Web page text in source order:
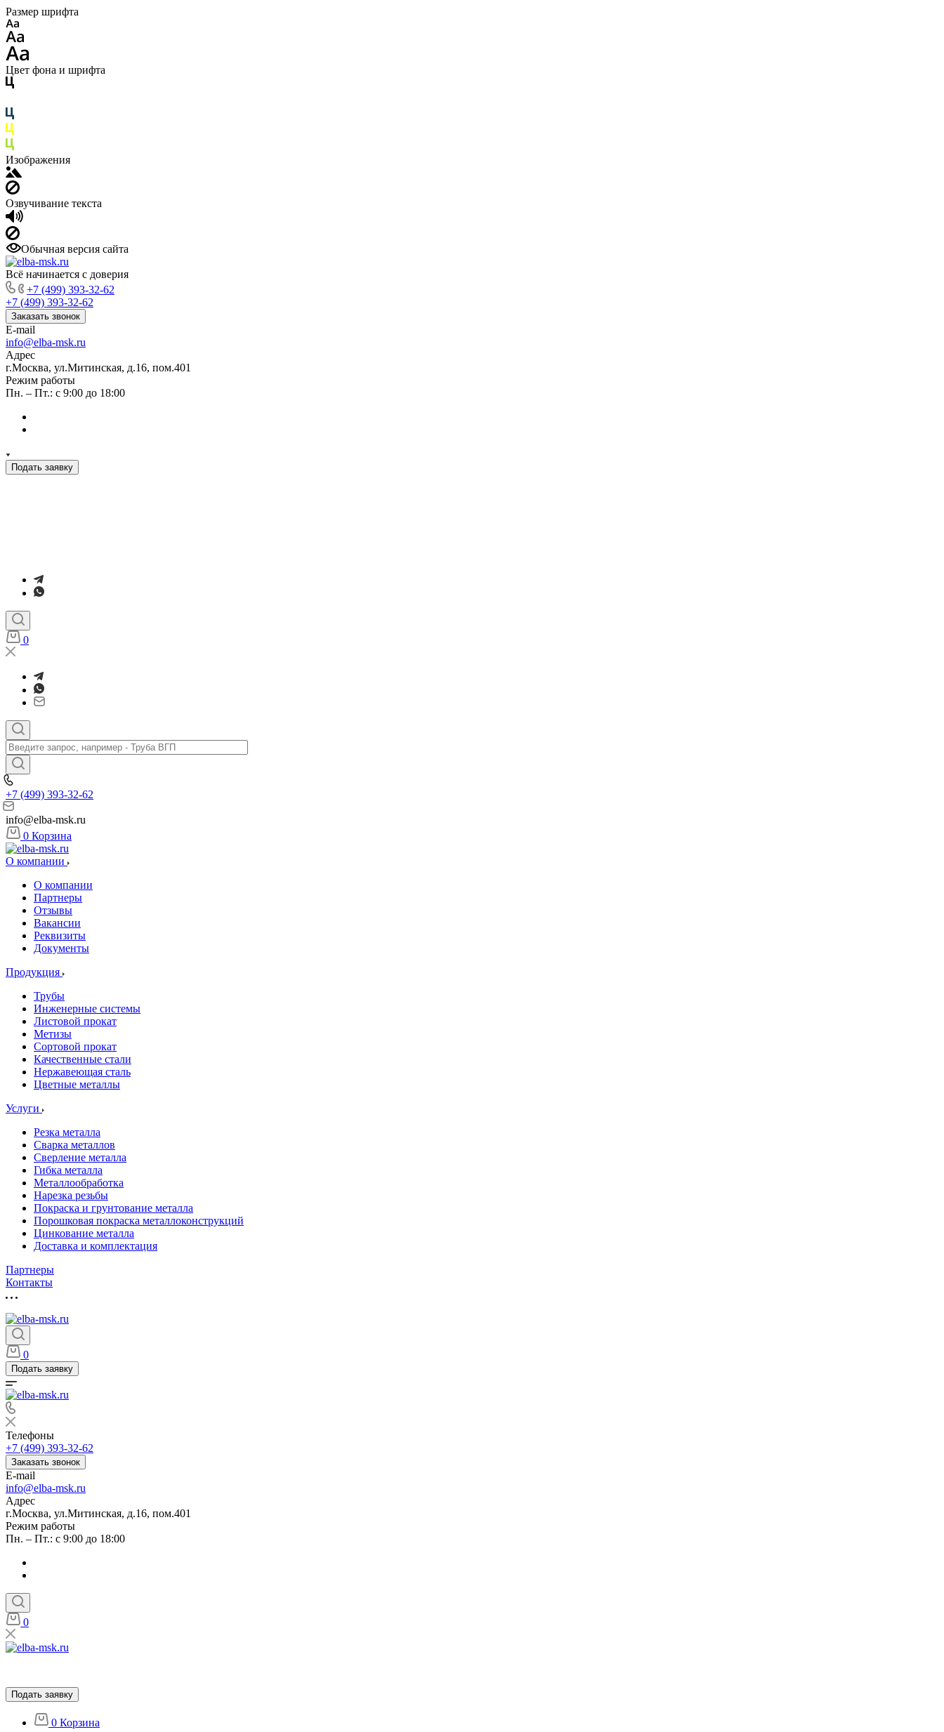
Размер шрифта
Цвет фона и шрифта
Изображения
Озвучивание текста
Обычная версия сайта
Всё начинается с доверия
+7 (499) 393-32-62
+7 (499) 393-32-62
Заказать звонок
E-mail
info@elba-msk.ru
Адрес
г.Москва, ул.Митинская, д.16, пом.401
Режим работы
Пн. – Пт.: с 9:00 до 18:00
Подать заявку
0
+7 (499) 393-32-62
info@elba-msk.ru
0 Корзина
О компании
О компании
Партнеры
Отзывы
Вакансии
Реквизиты
Документы
Продукция
Трубы
Инженерные системы
Листовой прокат
Метизы
Сортовой прокат
Качественные стали
Нержавеющая сталь
Цветные металлы
Услуги
Резка металла
Сварка металлов
Сверление металла
Гибка металла
Металлообработка
Нарезка резьбы
Покраска и грунтование металла
Порошковая покраска металлоконструкций
Цинкование металла
Доставка и комплектация
Партнеры
Контакты
0
Подать заявку
Телефоны
+7 (499) 393-32-62
Заказать звонок
E-mail
info@elba-msk.ru
Адрес
г.Москва, ул.Митинская, д.16, пом.401
Режим работы
Пн. – Пт.: с 9:00 до 18:00
0
Подать заявку
0 Корзина